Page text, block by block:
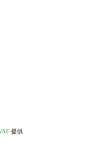
提供